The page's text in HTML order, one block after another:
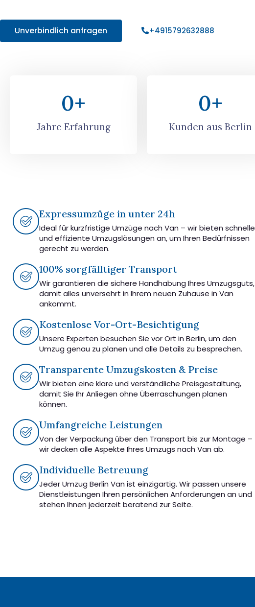
Unverbindlich anfragen +4915792632888
Jahre Erfahrung
0+
Kunden aus Berlin
0+
Expressumzüge in unter 24h
Ideal für kurzfristige Umzüge nach Van – wir bieten schnelle
und effiziente Umzugslösungen an, um Ihren Bedürfnissen
gerecht zu werden.
100% sorgfälltiger Transport
Wir garantieren die sichere Handhabung Ihres Umzugsguts,
damit alles unversehrt in Ihrem neuen Zuhause in Van
ankommt.
Kostenlose Vor-Ort-Besichtigung
Unsere Experten besuchen Sie vor Ort in Berlin, um den
Umzug genau zu planen und alle Details zu besprechen.
Transparente Umzugskosten & Preise
Wir bieten eine klare und verständliche Preisgestaltung,
damit Sie Ihr Anliegen ohne Überraschungen planen
können.
Umfangreiche Leistungen
Von der Verpackung über den Transport bis zur Montage –
wir decken alle Aspekte Ihres Umzugs nach Van ab.
Individuelle Betreuung
Jeder Umzug Berlin Van ist einzigartig. Wir passen unsere
Dienstleistungen Ihren persönlichen Anforderungen an und
stehen Ihnen jederzeit beratend zur Seite.